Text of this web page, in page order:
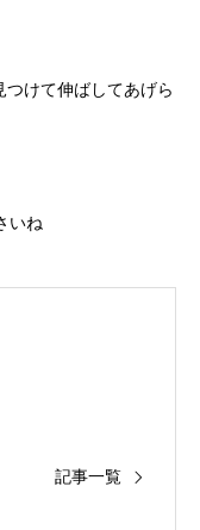
けて伸ばしてあげら
いね
記事一覧